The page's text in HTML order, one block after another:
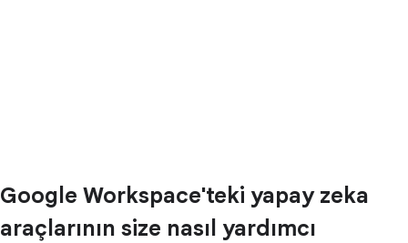
Google Workspace'teki yapay zeka
araçlarının size nasıl yardımcı